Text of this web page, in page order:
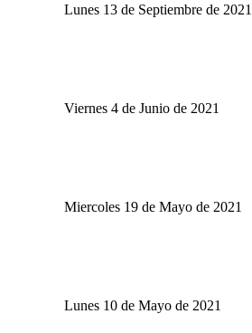
Lunes 13 de Septiembre de 2021
Viernes 4 de Junio de 2021
Miercoles 19 de Mayo de 2021
Lunes 10 de Mayo de 2021